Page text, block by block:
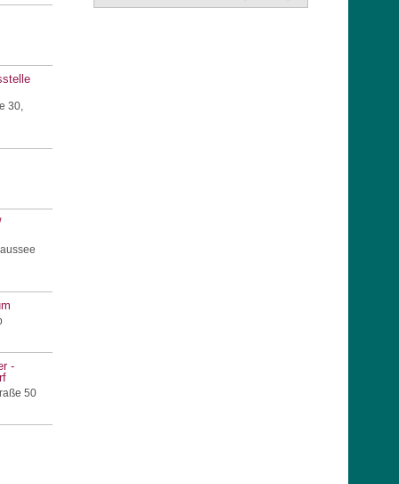
30,
-
50